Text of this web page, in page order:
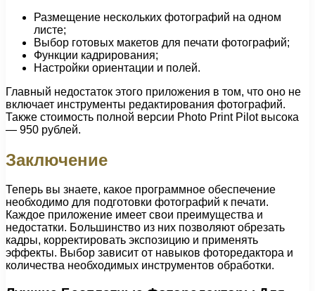
Размещение нескольких фотографий на одном
листе;
Выбор готовых макетов для печати фотографий;
Функции кадрирования;
Настройки ориентации и полей.
Главный недостаток этого приложения в том, что оно не
включает инструменты редактирования фотографий.
Также стоимость полной версии Photo Print Pilot высока
— 950 рублей.
Заключение
Теперь вы знаете, какое программное обеспечение
необходимо для подготовки фотографий к печати.
Каждое приложение имеет свои преимущества и
недостатки. Большинство из них позволяют обрезать
кадры, корректировать экспозицию и применять
эффекты. Выбор зависит от навыков фоторедактора и
количества необходимых инструментов обработки.